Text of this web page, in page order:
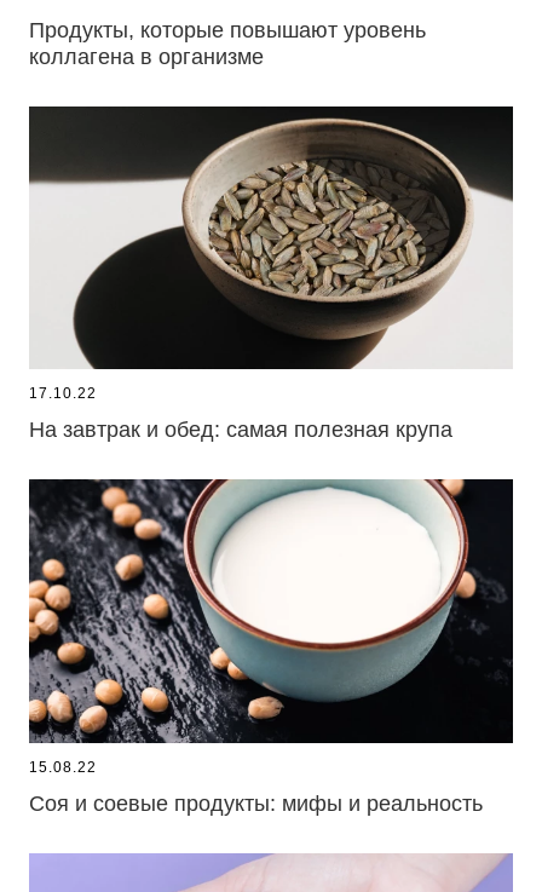
Продукты, которые повышают уровень
коллагена в организме
17.10.22
На завтрак и обед: самая полезная крупа
15.08.22
Соя и соевые продукты: мифы и реальность